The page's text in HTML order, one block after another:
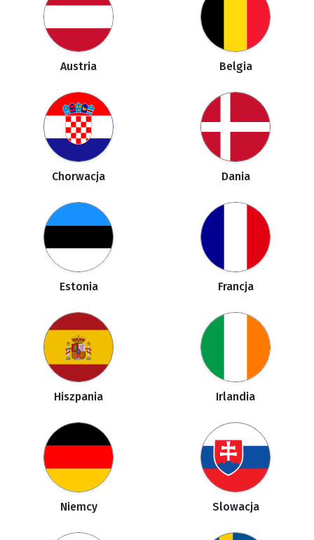
Austria Belgia
Chorwacja Dania
Estonia Francja
Hiszpania Irlandia
Niemcy Slowacja